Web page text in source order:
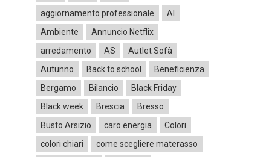
aggiornamento professionale
AI
Ambiente
Annuncio Netflix
arredamento
AS
Autlet Sofà
Autunno
Back to school
Beneficienza
Bergamo
Bilancio
Black Friday
Black week
Brescia
Bresso
Busto Arsizio
caro energia
Colori
colori chiari
come scegliere materasso